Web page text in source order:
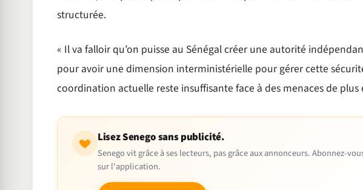
structurée.
« Il va falloir qu’on puisse au Sénégal créer une autorité
pour avoir une dimension interministérielle pour gérer cette
coordination actuelle reste insuffisante face à des menaces de plus
Lisez Senego sans publicité.
Senego vit grâce à ses lecteurs, pas grâce aux annonceurs. Abonnez-
sur l'application.